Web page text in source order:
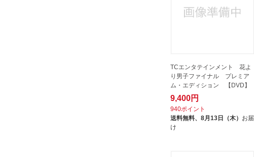
TCエンタテインメント 花よ
り男子ファイナル プレミア
ム・エディション 【DVD】
9,400円
940ポイント
送料無料、 8月13日（木） お届
け